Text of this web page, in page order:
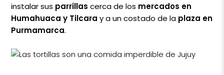
instalar sus parrillas cerca de los mercados en
Humahuaca y Tilcara y a un costado de la plaza en
Purmamarca.